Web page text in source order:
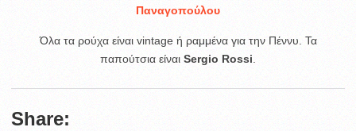
Παναγοπούλου
Όλα τα ρούχα είναι vintage ή ραμμένα για την Πέννυ. Τα
παπούτσια είναι Sergio Rossi.
Share: